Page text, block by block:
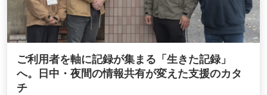
ご利用者を軸に記録が集まる「生きた記録」
へ。日中・夜間の情報共有が変えた支援のカタ
チ